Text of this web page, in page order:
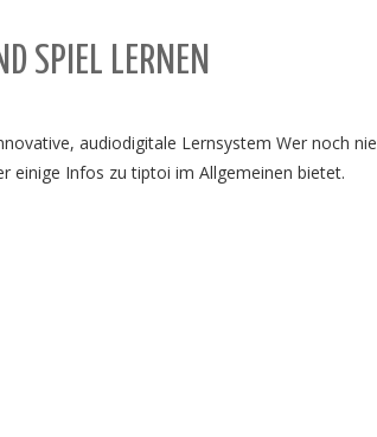
SPIEL LERNEN
audiodigitale Lernsystem Wer noch nie
einige Infos zu tiptoi im Allgemeinen bietet.